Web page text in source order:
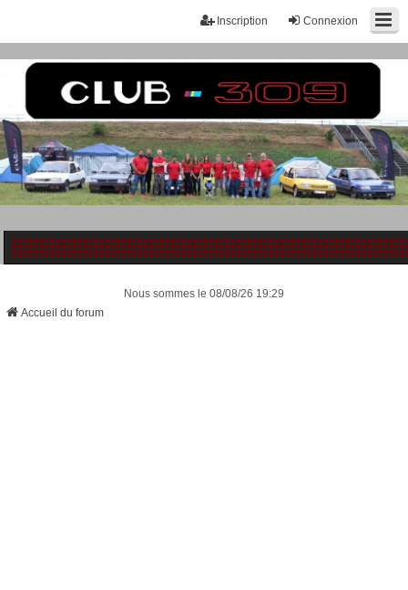
Connexion
Inscription
Nous sommes le 08/08/26 19:29
Accueil du forum